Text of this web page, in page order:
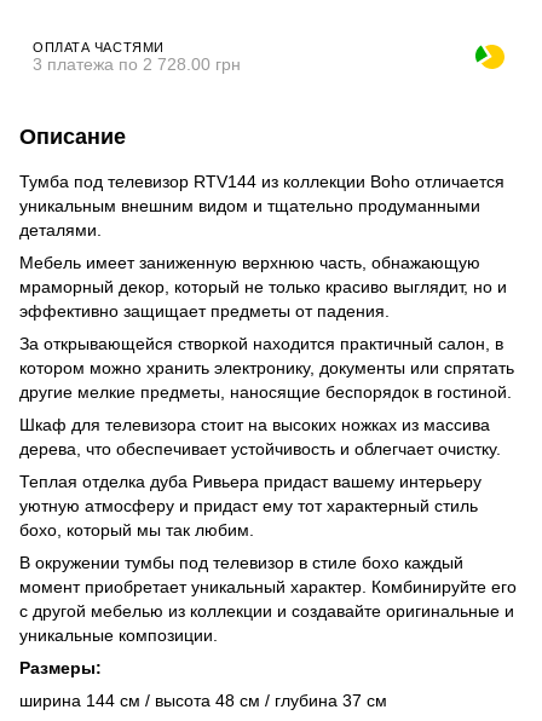
ОПЛАТА ЧАСТЯМИ
3 платежа по 2 728.00 грн
Описание
Тумба под телевизор RTV144 из коллекции Boho отличается
уникальным внешним видом и тщательно продуманными
деталями.
Мебель имеет заниженную верхнюю часть, обнажающую
мраморный декор, который не только красиво выглядит, но и
эффективно защищает предметы от падения.
За открывающейся створкой находится практичный салон, в
котором можно хранить электронику, документы или спрятать
другие мелкие предметы, наносящие беспорядок в гостиной.
Шкаф для телевизора стоит на высоких ножках из массива
дерева, что обеспечивает устойчивость и облегчает очистку.
Теплая отделка дуба Ривьера придаст вашему интерьеру
уютную атмосферу и придаст ему тот характерный стиль
бохо, который мы так любим.
В окружении тумбы под телевизор в стиле бохо каждый
момент приобретает уникальный характер. Комбинируйте его
с другой мебелью из коллекции и создавайте оригинальные и
уникальные композиции.
Размеры:
ширина 144 см / высота 48 см / глубина 37 см